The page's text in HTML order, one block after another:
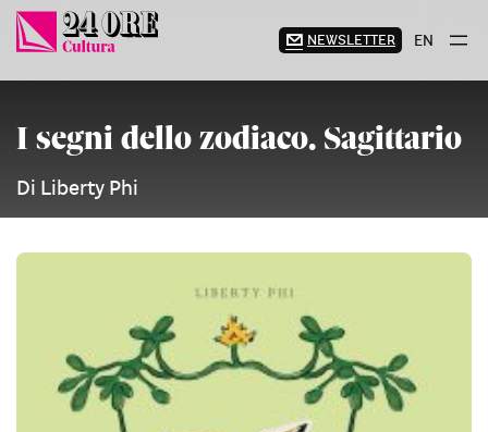
Vai
contenuto
NEWSLETTER EN
I segni dello zodiaco. Sagittario
Di Liberty Phi